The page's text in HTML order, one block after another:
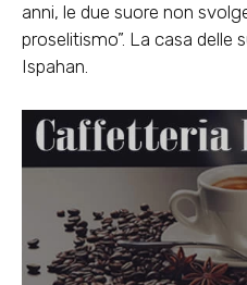
anni, le due suore non
proselitismo”. La casa delle
Ispahan.